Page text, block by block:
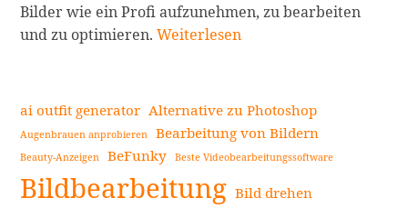
Bilder wie ein Profi aufzunehmen, zu bearbeiten
und zu optimieren.Die
professionellen
Foto-
zur
Erstellung
Weiterlesen
Seitenleiste
ai outfit generator Alternative zu Photoshop
Augenbrauen anprobieren Bearbeitung von Bildern
Beauty-Anzeigen BeFunky Beste Videobearbeitungssoftware
Bildbearbeitung Bild drehen